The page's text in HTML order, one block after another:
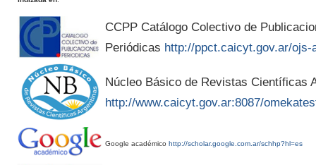
CCPP Catálogo Colectivo de
Periódicas http://ppct.caicyt.gov.ar/ojs-
Núcleo Básico de Revistas Científicas
http://www.caicyt.gov.ar:8087/
Google académico http://scholar.google.com.ar/schhp?hl=es